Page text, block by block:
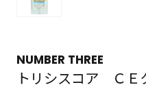
NUMBER THREE
トリシスコア Ｃ